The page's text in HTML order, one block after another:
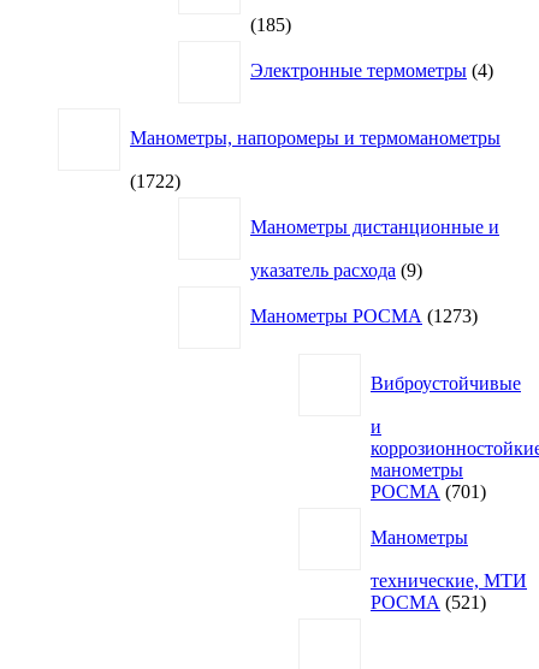
185185
Электронные термометры 4товара
Манометры, напоромеры и термоманометры
17221722
Манометры дистанционные и
указатель расхода 99
Манометры РОСМА
1273товара
Виброустойчивые
и
манометры
РОСМА
701701
Манометры
технические, МТИ
РОСМА
521521